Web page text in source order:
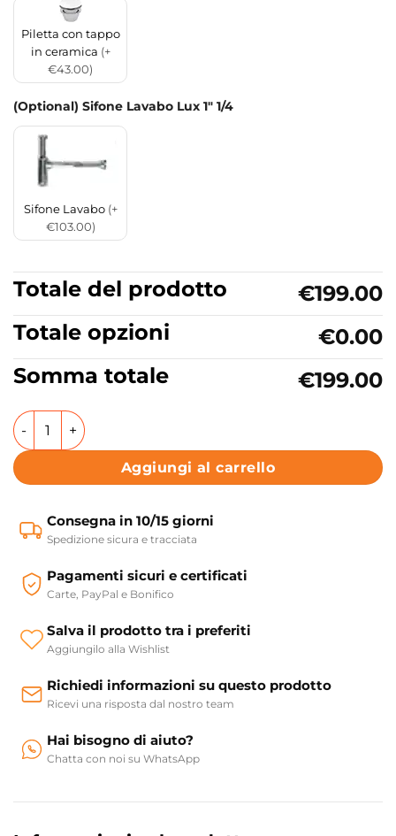
Piletta con tappo
in ceramica (+
€43.00)
(Optional) Sifone Lavabo Lux 1" 1/4
Sifone Lavabo (+
€103.00)
Totale del prodotto
€199.00
Totale opzioni
€0.00
Somma totale
€199.00
Lavabo da appoggio in ceramica 30 cm Collezione Hako
Aggiungi al carrello
Consegna in 10/15 giorni
Spedizione sicura e tracciata
Pagamenti sicuri e certificati
Carte, PayPal e Bonifico
Salva il prodotto tra i preferiti
Aggiungilo alla Wishlist
Richiedi informazioni su questo prodotto
Ricevi una risposta dal nostro team
Hai bisogno di aiuto?
Chatta con noi su WhatsApp